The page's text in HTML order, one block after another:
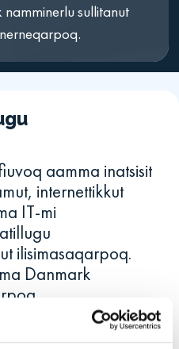
namminerlu sullitanut
aamma inatsisit
internettikkut
IT-mi
ilisimasaqarpoq.
Danmark
suleriaatsinik
pillugit